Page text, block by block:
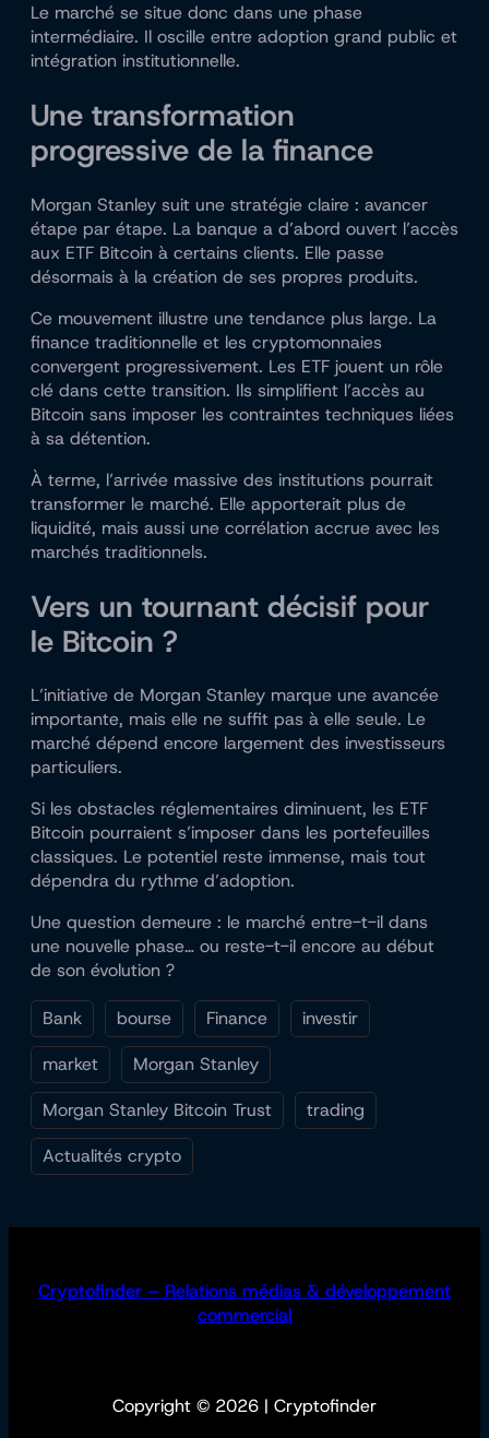
Le marché se situe donc dans une phase
intermédiaire. Il oscille entre adoption grand public et
intégration institutionnelle.
Une transformation
progressive de la finance
Morgan Stanley suit une stratégie claire : avancer
étape par étape. La banque a d’abord ouvert l’accès
aux ETF Bitcoin à certains clients. Elle passe
désormais à la création de ses propres produits.
Ce mouvement illustre une tendance plus large. La
finance traditionnelle et les cryptomonnaies
convergent progressivement. Les ETF jouent un rôle
clé dans cette transition. Ils simplifient l’accès au
Bitcoin sans imposer les contraintes techniques liées
à sa détention.
À terme, l’arrivée massive des institutions pourrait
transformer le marché. Elle apporterait plus de
liquidité, mais aussi une corrélation accrue avec les
marchés traditionnels.
Vers un tournant décisif pour
le Bitcoin ?
L’initiative de Morgan Stanley marque une avancée
importante, mais elle ne suffit pas à elle seule. Le
marché dépend encore largement des investisseurs
particuliers.
Si les obstacles réglementaires diminuent, les ETF
Bitcoin pourraient s’imposer dans les portefeuilles
classiques. Le potentiel reste immense, mais tout
dépendra du rythme d’adoption.
Une question demeure : le marché entre-t-il dans
une nouvelle phase… ou reste-t-il encore au début
de son évolution ?
Bank bourse Finance
investir
market
Morgan Stanley
Morgan Stanley Bitcoin Trust
trading
Actualités crypto
Cryptofinder – Relations médias & développement
commercial
Copyright © 2026 | Cryptofinder